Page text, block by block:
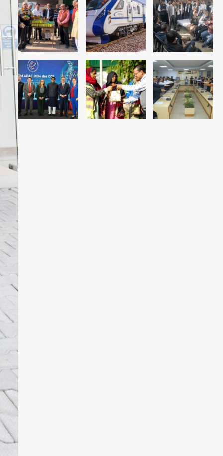
जांच
5
थाईलैंड के स्कूल में गोलीबारी, 3 छात्रों
समेत 6 लोगों की मौत; 15 घायल